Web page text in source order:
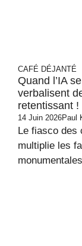
CAFÉ DÉJANTÉ
Quand l’IA
verbalisent
retentissant !
14 Juin 2026Paul
Le fiasco des
multiplie les